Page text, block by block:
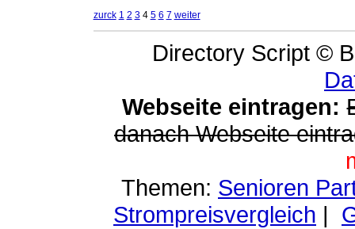
zurck 1 2 34 5 6 7 weiter
Directory Script ©
Webseite eintragen:
danach Webseite
Themen: Senioren
Strompreisvergleich |